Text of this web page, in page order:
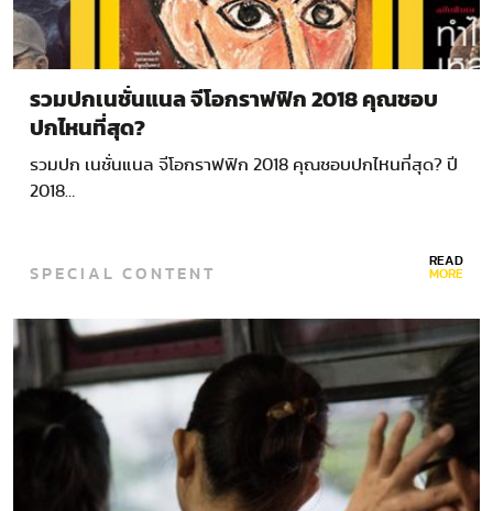
รวมปกเนชั่นแนล จีโอกราฟฟิก 2018 คุณชอบ
ปกไหนที่สุด?
รวมปก เนชั่นแนล จีโอกราฟฟิก 2018 คุณชอบปกไหนที่สุด? ปี
2018…
SPECIAL CONTENT READ
MORE